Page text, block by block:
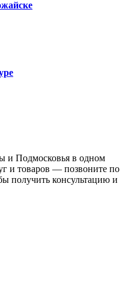
и Подмосковья в одном
и товаров — позвоните по
получить консультацию и